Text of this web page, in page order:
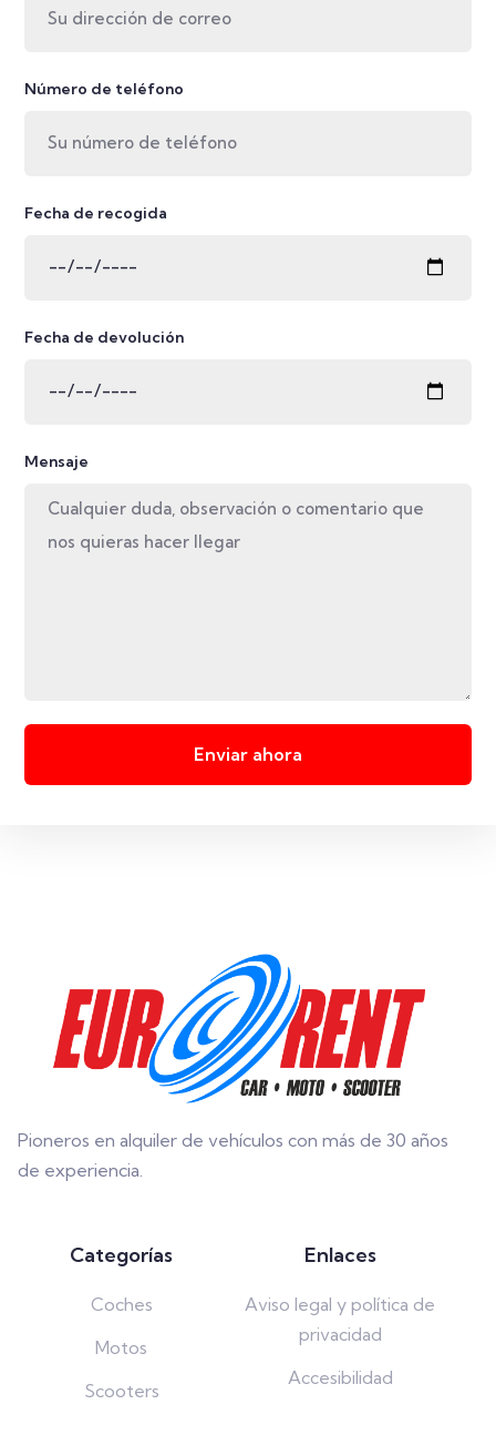
Número de teléfono
Fecha de recogida
Fecha de devolución
Mensaje
Enviar ahora
Pioneros en alquiler de vehículos con más de 30 años
de experiencia.
Categorías
Coches
Motos
Scooters
Enlaces
Aviso legal y política de
privacidad
Accesibilidad